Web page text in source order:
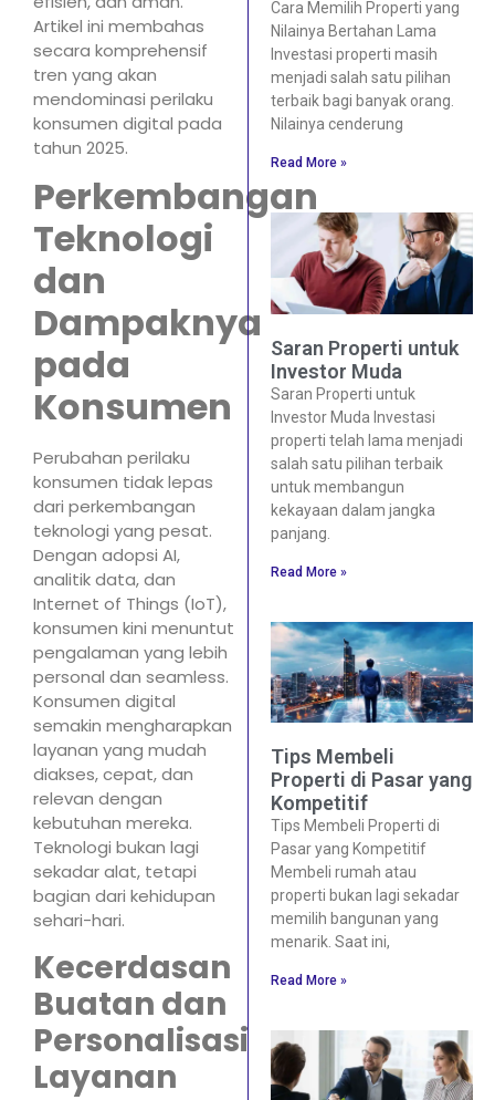
Artikel ini membahas
secara komprehensif
tren yang akan
mendominasi perilaku
konsumen digital pada
tahun 2025.
Perkembangan
Teknologi
dan
Dampaknya
pada
Konsumen
Perubahan perilaku
konsumen tidak lepas
dari perkembangan
teknologi yang pesat.
Dengan adopsi AI,
analitik data, dan
Internet of Things (IoT),
konsumen kini menuntut
pengalaman yang lebih
personal dan seamless.
Konsumen digital
semakin mengharapkan
layanan yang mudah
diakses, cepat, dan
relevan dengan
kebutuhan mereka.
Teknologi bukan lagi
sekadar alat, tetapi
bagian dari kehidupan
sehari-hari.
Kecerdasan
Buatan dan
Personalisasi
Layanan
Cara Memilih Properti yang
Nilainya Bertahan Lama
Investasi properti masih
menjadi salah satu pilihan
terbaik bagi banyak orang.
Nilainya cenderung
Read More »
Saran Properti untuk
Investor Muda
Saran Properti untuk
Investor Muda Investasi
properti telah lama menjadi
salah satu pilihan terbaik
untuk membangun
kekayaan dalam jangka
panjang.
Read More »
Tips Membeli
Properti di Pasar yang
Kompetitif
Tips Membeli Properti di
Pasar yang Kompetitif
Membeli rumah atau
properti bukan lagi sekadar
memilih bangunan yang
menarik. Saat ini,
Read More »